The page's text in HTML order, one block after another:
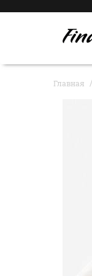
Главная